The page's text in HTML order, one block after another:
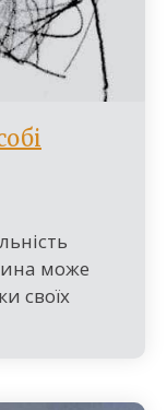
може
своїх